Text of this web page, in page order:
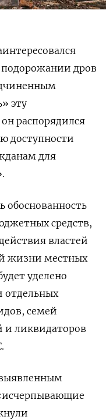
дров
эту
распорядился
доступности
для
средств,
властей
жизни местных
уделено
отдельных
семей
и ликвидаторов